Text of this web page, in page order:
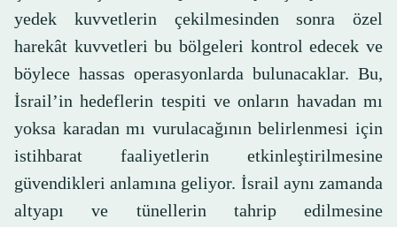
yedek kuvvetlerin çekilmesinden sonra özel
harekât kuvvetleri bu bölgeleri kontrol edecek ve
böylece hassas operasyonlarda bulunacaklar. Bu,
İsrail’in hedeflerin tespiti ve onların havadan mı
yoksa karadan mı vurulacağının belirlenmesi için
istihbarat faaliyetlerin etkinleştirilmesine
güvendikleri anlamına geliyor. İsrail aynı zamanda
altyapı ve tünellerin tahrip edilmesine